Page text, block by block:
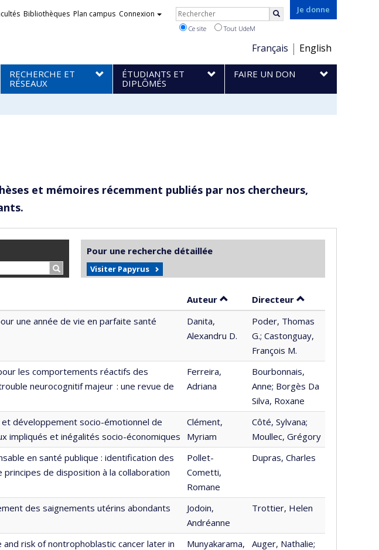
Je donne
Choix
de
la
langue
Français English
Bibliothèques Plan campus Connexion Rechercher
Ce site Tout UdeM
RECHERCHE ET
RÉSEAUX
ÉTUDIANTS ET
DIPLÔMÉS
FAIRE UN DON
et mémoires récemment publiés par nos chercheurs,
Rechercher…
Pour une recherche détaillée
Visiter Papyrus
Auteur Trier par auteur en ordre
Directeur par contributeur
une année de vie en parfaite santé
Danita,
Alexandru D.
Poder, Thomas
G.; Castonguay,
François M.
les comportements réactifs des
neurocognitif majeur : une revue de
Ferreira,
Adriana
Bourbonnais,
Anne; Borgès Da
Silva, Roxane
développement socio-émotionnel de
impliqués et inégalités socio-économiques
Clément,
Myriam
Côté, Sylvana;
Moullec, Grégory
en santé publique : identification des
de disposition à la collaboration
Pollet-
Cometti,
Romane
Dupras, Charles
des saignements utérins abondants
Jodoin,
Andréanne
Trottier, Helen
risk of nontrophoblastic cancer later in
Munyakarama,
Auger, Nathalie;